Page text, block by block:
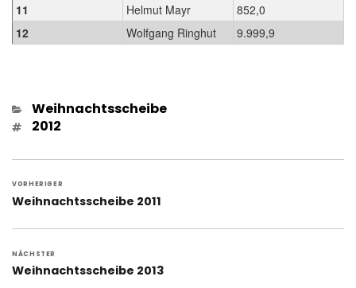
11
Helmut Mayr
852,0
12
Wolfgang Ringhut 9.999,9
Kategorien
Weihnachtsscheibe
Schlagwörter
2012
VORHERIGER
Vorheriger
Weihnachtsscheibe 2011
NÄCHSTER
Nächster
Weihnachtsscheibe 2013